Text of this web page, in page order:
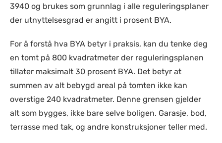
3940 og brukes som grunnlag i alle reguleringsplaner
der utnyttelsesgrad er angitt i prosent BYA.
For å forstå hva BYA betyr i praksis, kan du tenke deg
en tomt på 800 kvadratmeter der reguleringsplanen
tillater maksimalt 30 prosent BYA. Det betyr at
summen av alt bebygd areal på tomten ikke kan
overstige 240 kvadratmeter. Denne grensen gjelder
alt som bygges, ikke bare selve boligen. Garasje, bod,
terrasse med tak, og andre konstruksjoner teller med.